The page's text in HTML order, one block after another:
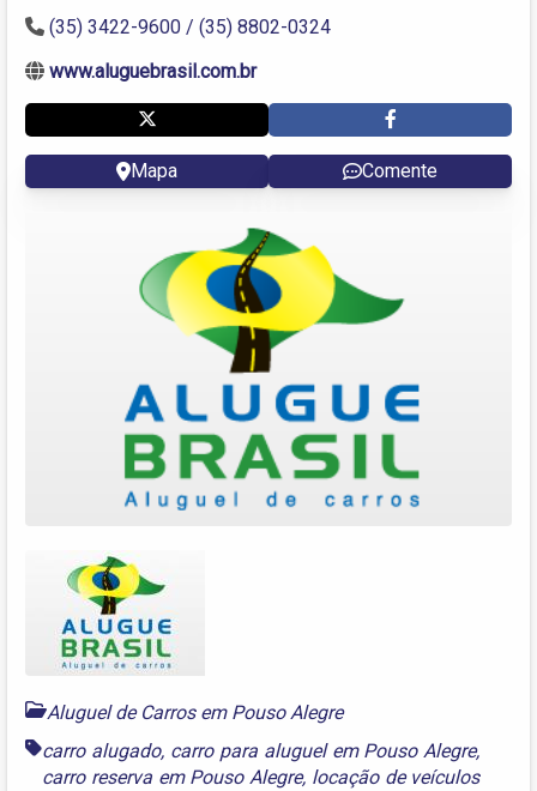
(35) 3422-9600 / (35) 8802-0324
www.aluguebrasil.com.br
Mapa Comente
Aluguel de Carros em Pouso Alegre
carro alugado, carro para aluguel em Pouso Alegre,
carro reserva em Pouso Alegre, locação de veículos